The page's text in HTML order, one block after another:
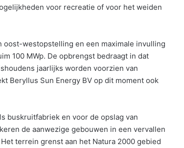
voor recreatie of voor het weiden
oost-westopstelling en een maximale invulling
100 MWp. De opbrengst bedraagt in dat
jaarlijks worden voorzien van
Beryllus Sun Energy BV op dit moment ook
buskruitfabriek en voor de opslag van
de aanwezige gebouwen in een vervallen
terrein grenst aan het Natura 2000 gebied